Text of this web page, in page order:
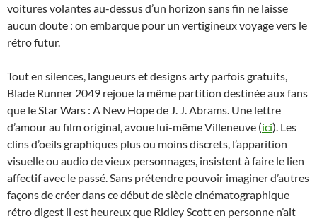
voitures volantes au-dessus d’un horizon sans fin ne laisse
aucun doute : on embarque pour un vertigineux voyage vers le
rétro futur.
Tout en silences, langueurs et designs arty parfois gratuits,
Blade Runner 2049 rejoue la même partition destinée aux fans
que le Star Wars : A New Hope de J. J. Abrams. Une lettre
d’amour au film original, avoue lui-même Villeneuve (ici). Les
clins d’oeils graphiques plus ou moins discrets, l’apparition
visuelle ou audio de vieux personnages, insistent à faire le lien
affectif avec le passé. Sans prétendre pouvoir imaginer d’autres
façons de créer dans ce début de siècle cinématographique
rétro digest il est heureux que Ridley Scott en personne n’ait